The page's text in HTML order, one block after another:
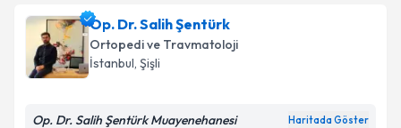
Doç. Dr. Ali Öneriçin randevu takvimi talebi
oluşturun. Size bu uzmandan randevu almanız için bir
takvim hazırlandığında e-posta ile bilgilendireceğiz.
Op. Dr. Salih Şentürk
Ortopedi ve Travmatoloji
İstanbul, Şişli
Op. Dr. Salih Şentürk Muayenehanesi Haritada Göster